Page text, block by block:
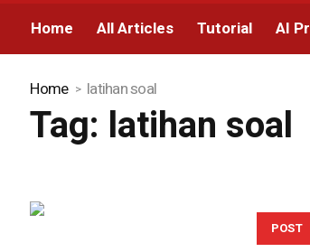
Home All Articles Tutorial AI
Home latihan soal
Tag: latihan soal
POST